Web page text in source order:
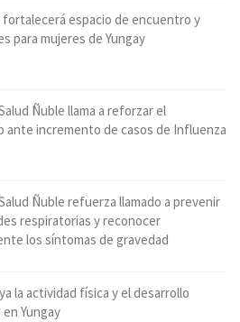
fortalecerá espacio de encuentro y
para mujeres de Yungay
Ñuble llama a reforzar el
ante incremento de casos de Influenza
Ñuble refuerza llamado a prevenir
respiratorias y reconocer
los síntomas de gravedad
la actividad física y el desarrollo
Yungay